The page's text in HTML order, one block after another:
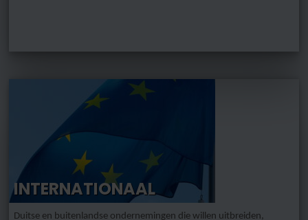
INTERNATIONAAL
Duitse en buitenlandse ondernemingen die willen uitbreiden,